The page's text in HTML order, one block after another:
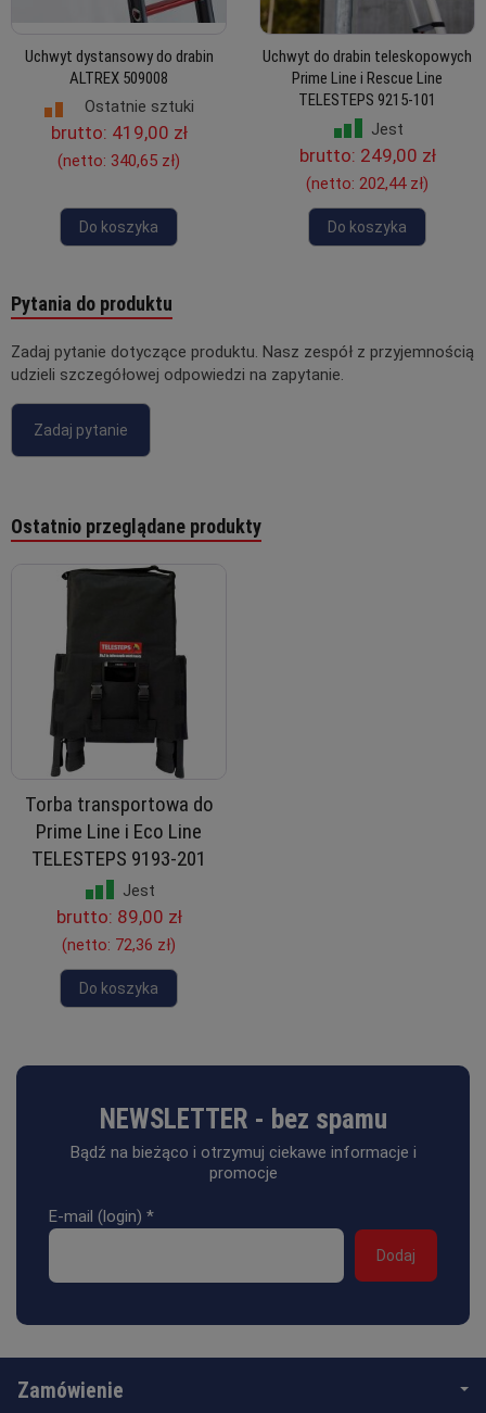
Uchwyt dystansowy do drabin
ALTREX 509008
Ostatnie sztuki
brutto: 419,00 zł
(netto: 340,65 zł)
Do koszyka
Uchwyt do drabin teleskopowych
Prime Line i Rescue Line
TELESTEPS 9215-101
Jest
brutto: 249,00 zł
(netto: 202,44 zł)
Do koszyka
Pytania do produktu
Zadaj pytanie dotyczące produktu. Nasz zespół z przyjemnością
udzieli szczegółowej odpowiedzi na zapytanie.
Zadaj pytanie
Ostatnio przeglądane produkty
Torba transportowa do
Prime Line i Eco Line
TELESTEPS 9193-201
Jest
brutto: 89,00 zł
(netto: 72,36 zł)
Do koszyka
NEWSLETTER - bez spamu
Bądź na bieżąco i otrzymuj ciekawe informacje i
promocje
E-mail (login) *
Zamówienie